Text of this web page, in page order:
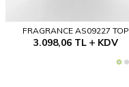
FRAGRANCE AS09227 TOP
3.098,06TL KDV